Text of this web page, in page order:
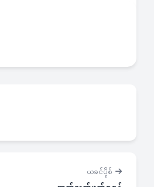
ယခင်ပို့စ်